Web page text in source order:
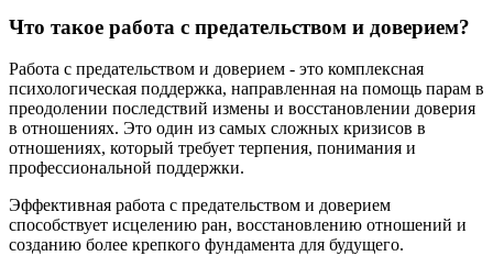
Что такое работа с предательством и доверием?
Работа с предательством и доверием - это комплексная
психологическая поддержка, направленная на помощь парам в
преодолении последствий измены и восстановлении доверия
в отношениях. Это один из самых сложных кризисов в
отношениях, который требует терпения, понимания и
профессиональной поддержки.
Эффективная работа с предательством и доверием
способствует исцелению ран, восстановлению отношений и
созданию более крепкого фундамента для будущего.